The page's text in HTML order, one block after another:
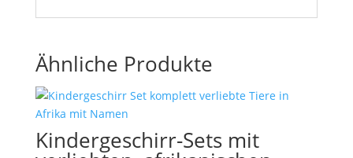
Ähnliche Produkte
Kindergeschirr-Sets mit